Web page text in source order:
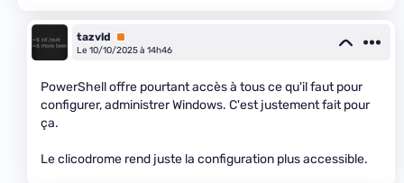
tazvld
Premium
Le 10/10/2025 à 14h46
PowerShell offre pourtant accès à tous ce qu'il faut pour
configurer, administrer Windows. C'est justement fait pour
ça.
Le clicodrome rend juste la configuration plus accessible.